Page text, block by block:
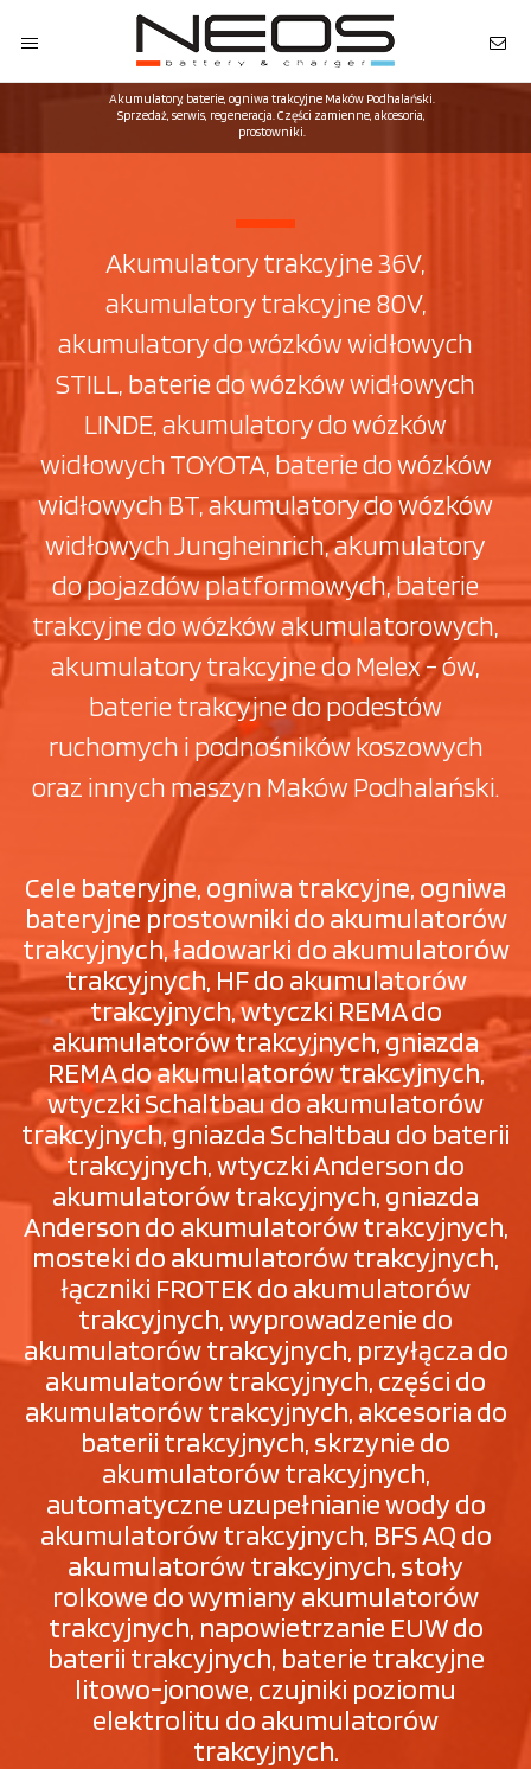
Akumulatory, baterie, ogniwa trakcyjne Maków Podhalański.
Sprzedaż, serwis, regeneracja. Części zamienne, akcesoria,
prostowniki.
Akumulatory trakcyjne 36V,
akumulatory trakcyjne 80V,
akumulatory do wózków widłowych
STILL, baterie do wózków widłowych
LINDE, akumulatory do wózków
widłowych TOYOTA, baterie do wózków
widłowych BT, akumulatory do wózków
widłowych Jungheinrich, akumulatory
do pojazdów platformowych, baterie
trakcyjne do wózków akumulatorowych,
akumulatory trakcyjne do Melex - ów,
baterie trakcyjne do podestów
ruchomych i podnośników koszowych
oraz innych maszyn Maków Podhalański.
Cele bateryjne, ogniwa trakcyjne, ogniwa
bateryjne prostowniki do akumulatorów
trakcyjnych, ładowarki do akumulatorów
trakcyjnych, HF do akumulatorów
trakcyjnych, wtyczki REMA do
akumulatorów trakcyjnych, gniazda
REMA do akumulatorów trakcyjnych,
wtyczki Schaltbau do akumulatorów
trakcyjnych, gniazda Schaltbau do baterii
trakcyjnych, wtyczki Anderson do
akumulatorów trakcyjnych, gniazda
Anderson do akumulatorów trakcyjnych,
mosteki do akumulatorów trakcyjnych,
łączniki FROTEK do akumulatorów
trakcyjnych, wyprowadzenie do
akumulatorów trakcyjnych, przyłącza do
akumulatorów trakcyjnych, części do
akumulatorów trakcyjnych, akcesoria do
baterii trakcyjnych, skrzynie do
akumulatorów trakcyjnych,
automatyczne uzupełnianie wody do
akumulatorów trakcyjnych, BFS AQ do
akumulatorów trakcyjnych, stoły
rolkowe do wymiany akumulatorów
trakcyjnych, napowietrzanie EUW do
baterii trakcyjnych, baterie trakcyjne
litowo-jonowe, czujniki poziomu
elektrolitu do akumulatorów
trakcyjnych.